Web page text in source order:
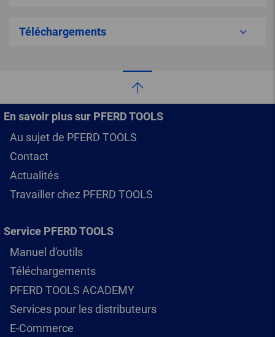
Téléchargements
En savoir plus sur PFERD TOOLS
Au sujet de PFERD TOOLS
Contact
Actualités
Travailler chez PFERD TOOLS
Service PFERD TOOLS
Manuel d'outils
Téléchargements
PFERD TOOLS ACADEMY
Services pour les distributeurs
E-Commerce